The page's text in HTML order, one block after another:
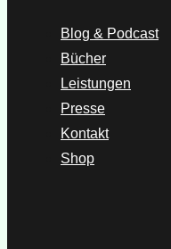
Blog & Podcast
Bücher
Leistungen
Presse
Kontakt
Shop